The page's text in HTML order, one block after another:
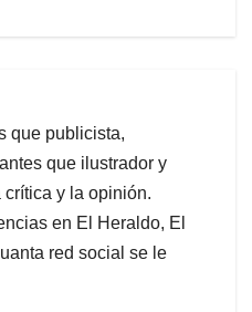
que publicista,
que ilustrador y
y la opinión.
en El Heraldo, El
red social se le